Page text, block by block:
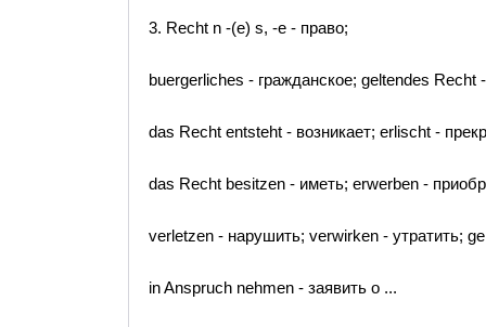
3. Recht n -(e) s, -e - право;
buergerliches - гражданское; geltendes
das Recht entsteht - возникает; erlischt -
das Recht besitzen - иметь; erwerben -
verletzen - нарушить; verwirken - утратить;
in Anspruch nehmen - заявить о ...